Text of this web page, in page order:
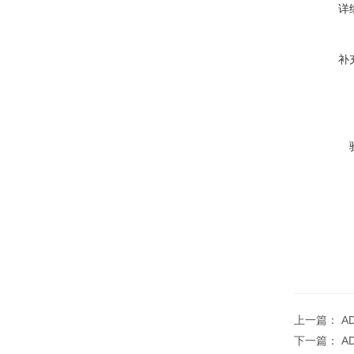
详
补
上一篇：
下一篇：